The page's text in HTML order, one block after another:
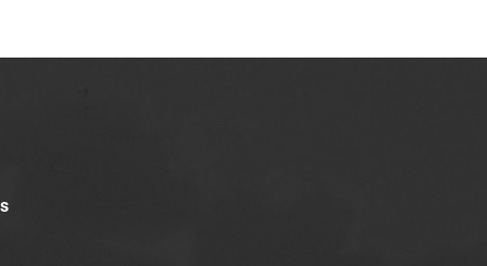
Azotowych Spółka Akcyjna w Tarnowie-
Tarnowskie Azoty : tygodnik. 1997